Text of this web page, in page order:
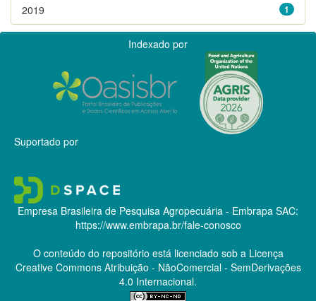
1
2019
Indexado por
Suportado por
Empresa Brasileira de Pesquisa Agropecuária - Embrapa SAC:
https://www.embrapa.br/fale-conosco
O conteúdo do repositório está licenciado sob a Licença
Creative CommonsAtribuição - NãoComercial - SemDerivações
4.0 Internacional.